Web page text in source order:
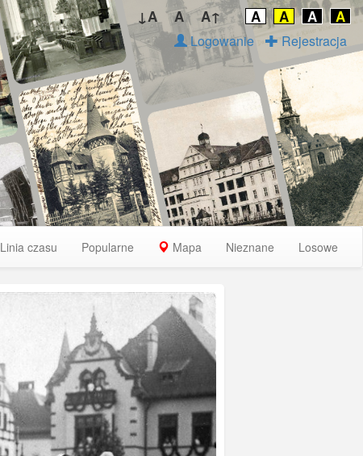
↓A A A↑ A A A A
Logowanie Rejestracja
Linia czasu Popularne Mapa Nieznane Losowe